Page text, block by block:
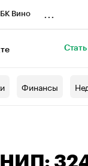
Вино
Финансы